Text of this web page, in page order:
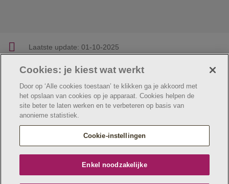
Laatste update: 01-10-2025
© Jeugdzorg Emmaüs
Cookie verklaring
Privacybeleid
Webtoegankelijkheidsverklaring
Jeugdzorg Emmaüs maakt deel uit van
Maatschappelijke zetel Edgard Tinellaan 1c, 2800
Cookies: je kiest wat werkt
Door op ‘Alle cookies toestaan’ te klikken ga je akkoord met
het opslaan van cookies op je apparaat. Cookies helpen de
site beter te laten werken en te verbeteren op basis van
anonieme statistiek.
Cookie-instellingen
Enkel noodzakelijke